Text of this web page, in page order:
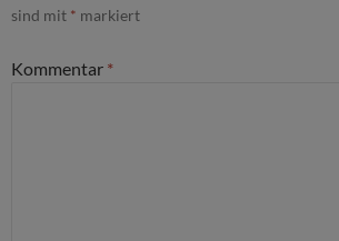
sind mit * markiert
Kommentar *